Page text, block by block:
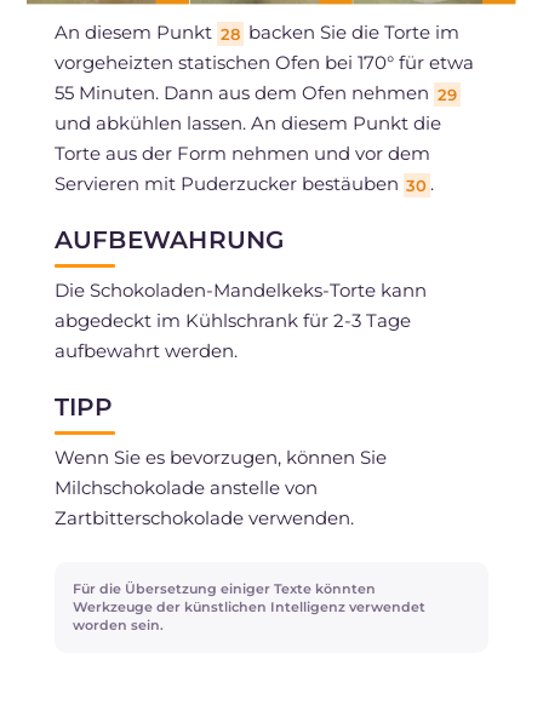
An diesem Punkt 28 backen Sie die Torte im
vorgeheizten statischen Ofen bei 170° für etwa
55 Minuten. Dann aus dem Ofen nehmen 29
und abkühlen lassen. An diesem Punkt die
Torte aus der Form nehmen und vor dem
Servieren mit Puderzucker bestäuben 30 .
AUFBEWAHRUNG
Die Schokoladen-Mandelkeks-Torte kann
abgedeckt im Kühlschrank für 2-3 Tage
aufbewahrt werden.
TIPP
Wenn Sie es bevorzugen, können Sie
Milchschokolade anstelle von
Zartbitterschokolade verwenden.
Für die Übersetzung einiger Texte könnten
Werkzeuge der künstlichen Intelligenz verwendet
worden sein.